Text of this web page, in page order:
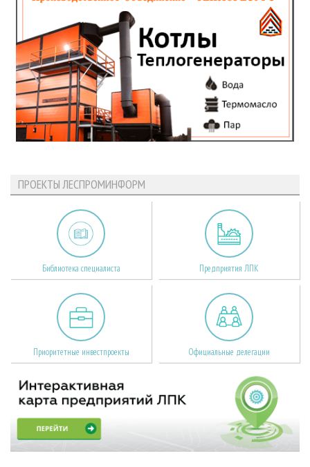
ПРОЕКТЫ ЛЕСПРОМИНФОРМ
Библиотека специалиста Предприятия ЛПК
Приоритетные инвестпроекты Официальные делегации